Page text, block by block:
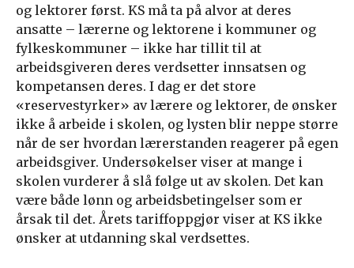
og lektorer først. KS må ta på alvor at deres
ansatte – lærerne og lektorene i kommuner og
fylkeskommuner – ikke har tillit til at
arbeidsgiveren deres verdsetter innsatsen og
kompetansen deres. I dag er det store
«reservestyrker» av lærere og lektorer, de ønsker
ikke å arbeide i skolen, og lysten blir neppe større
når de ser hvordan lærerstanden reagerer på egen
arbeidsgiver. Undersøkelser viser at mange i
skolen vurderer å slå følge ut av skolen. Det kan
være både lønn og arbeidsbetingelser som er
årsak til det. Årets tariffoppgjør viser at KS ikke
ønsker at utdanning skal verdsettes.